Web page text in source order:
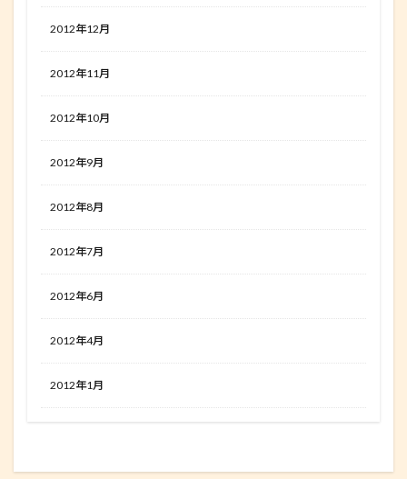
2012年12月
2012年11月
2012年10月
2012年9月
2012年8月
2012年7月
2012年6月
2012年4月
2012年1月